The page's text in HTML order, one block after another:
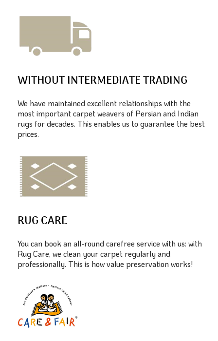
WITHOUT INTERMEDIATE TRADING
We have maintained excellent relationships with the
most important carpet weavers of Persian and Indian
rugs for decades. This enables us to guarantee the best
prices.
RUG CARE
You can book an all-round carefree service with us: with
Rug Care, we clean your carpet regularly and
professionally. This is how value preservation works!